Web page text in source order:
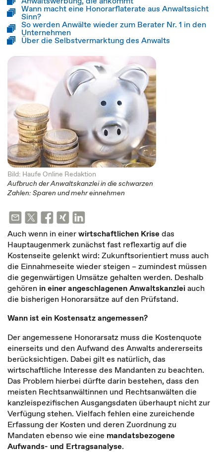
Wann macht eine Honorarflaterate aus Anwaltssicht
Sinn?
So werden Anwälte wieder zum Berater Nr. 1 in den
Unternehmen
Über die Selbstvermarktung des Anwalts
Bild: Haufe Online Redaktion
Aufbruch der Anwaltskanzlei in die schwarzen
Zahlen: Sparen und mehr einnehmen
Auch wenn in einerwirtschaftlichen Krise das
Hauptaugenmerk zunächst fast reflexartig auf die
Kostenseite gelenkt wird: Zukunftsorientiert muss auch
die Einnahmeseite wieder steigen – zumindest müssen
die gegenwärtigen Umsätze gehalten werden. Deshalb
gehören in einer angeschlagenen Anwaltskanzleiauch
die bisherigen Honorarsätze auf den Prüfstand.
Wann ist ein Kostensatz angemessen?
Der angemessene Honorarsatz muss die Kostenquote
einerseits und den Aufwand des Anwalts andererseits
berücksichtigen. Dabei gilt es natürlich, das
wirtschaftliche Interesse des Mandanten zu beachten.
Das Problem hierbei dürfte darin bestehen, dass den
meisten Rechtsanwältinnen und Rechtsanwälten die
kanzleispezifischen Ausgangsdaten überhaupt nicht zur
Verfügung stehen. Vielfach fehlen eine zureichende
Erfassung der Kosten und deren Zuordnung zu
Mandaten ebenso wie eine mandatsbezogene
Aufwands- und Ertragsanalyse.